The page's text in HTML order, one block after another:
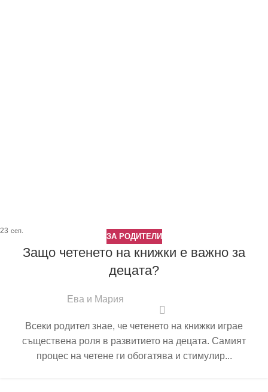
23 сеп.
ЗА РОДИТЕЛИ
Защо четенето на книжки е важно за
децата?
Ева и Мария
Всеки родител знае, че четенето на книжки играе
съществена роля в развитието на децата. Самият
процес на четене ги обогатява и стимулир...